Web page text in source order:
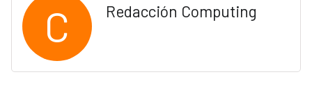
C Redacción Computing